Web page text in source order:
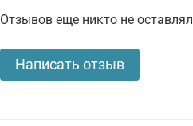
Отзывов еще никто не оставлял
Написать отзыв